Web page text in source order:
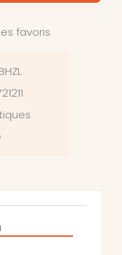
favoris